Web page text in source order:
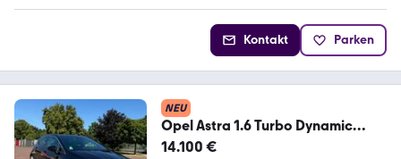
Kontakt Parken
NEU
Opel Astra 1.6 Turbo Dynamic
147kW Auto Dynamic
14.100 €